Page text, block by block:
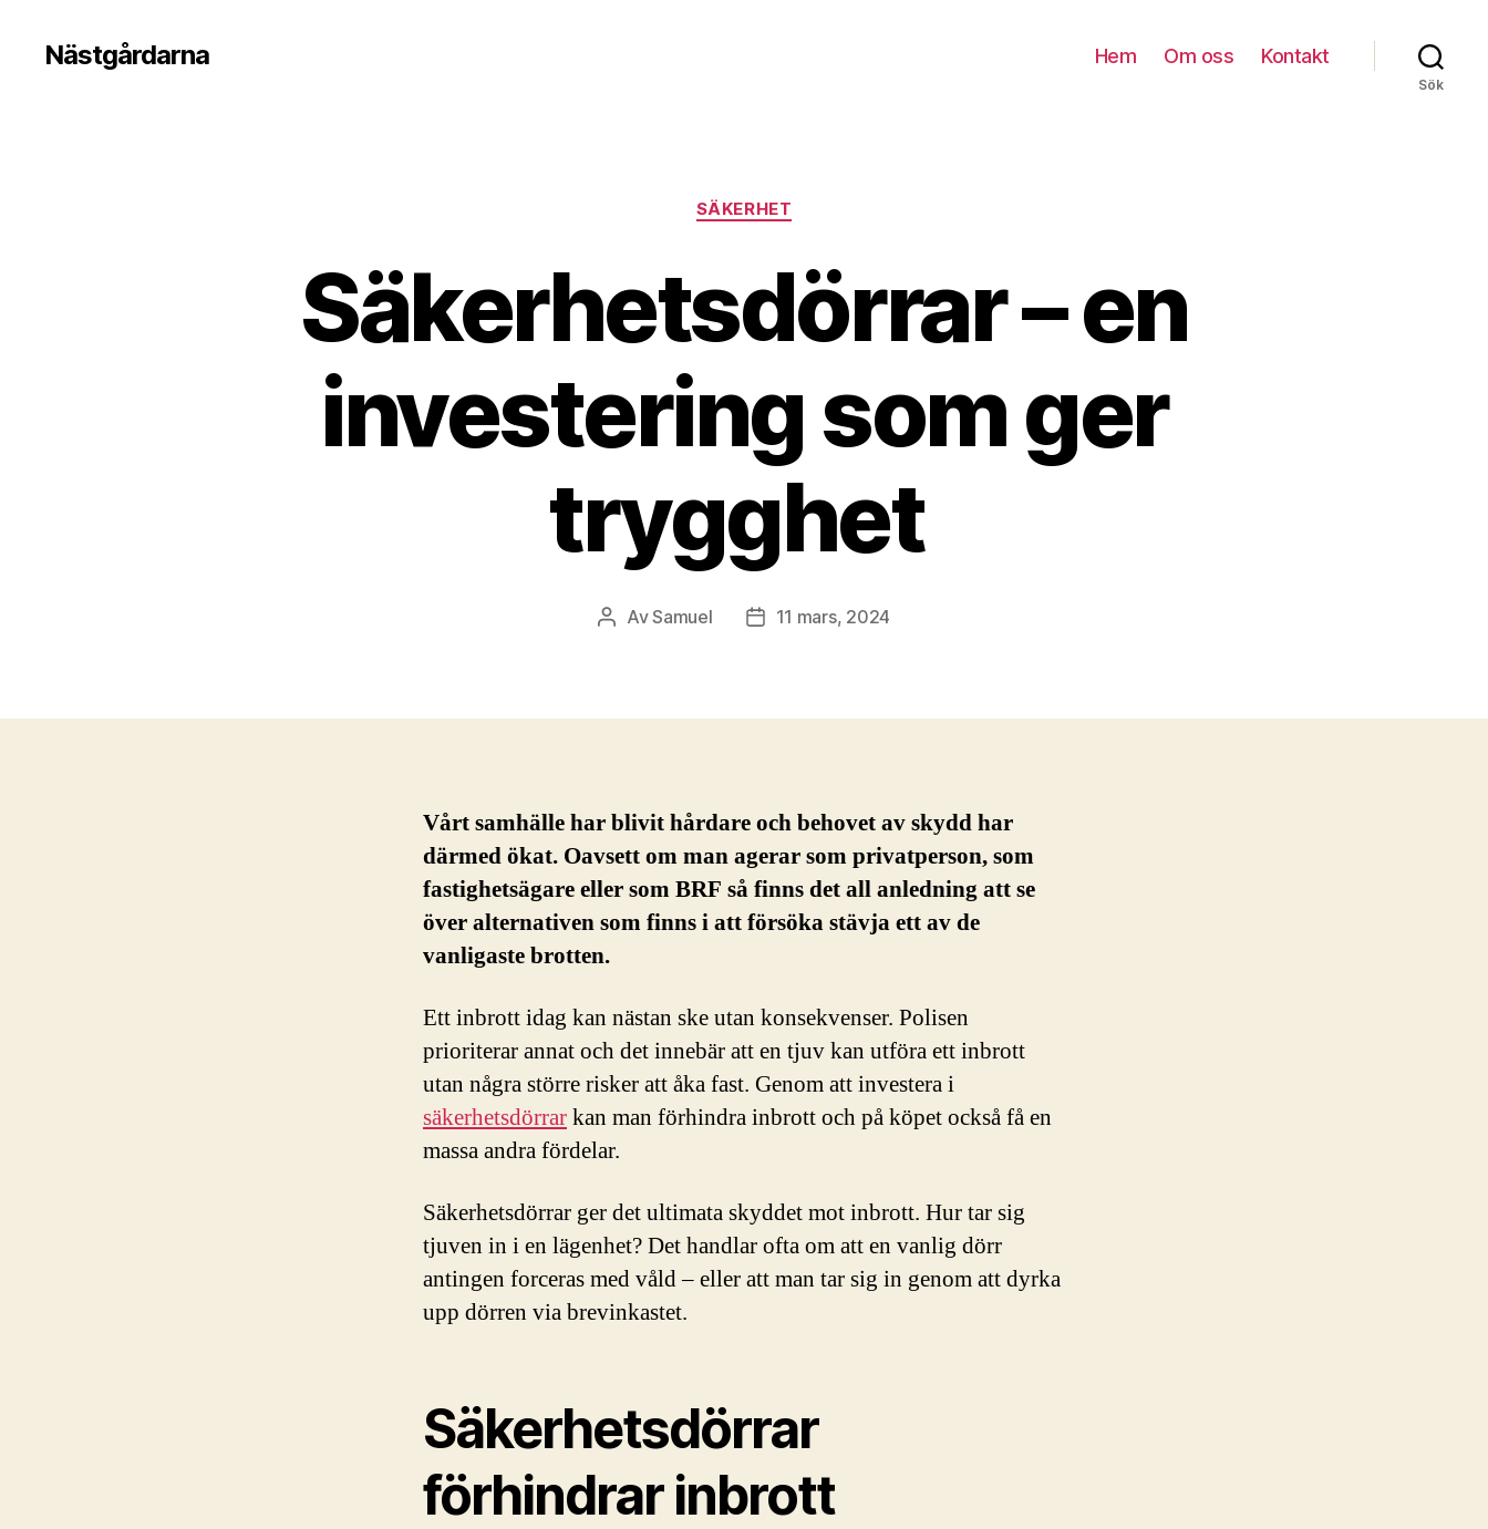
Nästgårdarna Hem Om oss Kontakt
Sök
Kategorier
SÄKERHET
Säkerhetsdörrar – en
investering som ger
trygghet
Inläggsförfattare
AvSamuel Inläggsdatum
11 mars, 2024
Vårt samhälle har blivit hårdare och behovet av skydd har
därmed ökat. Oavsett om man agerar som privatperson, som
fastighetsägare eller som BRF så finns det all anledning att se
över alternativen som finns i att försöka stävja ett av de
vanligaste brotten.
Ett inbrott idag kan nästan ske utan konsekvenser. Polisen
prioriterar annat och det innebär att en tjuv kan utföra ett inbrott
utan några större risker att åka fast. Genom att investera i
säkerhetsdörrarkan man förhindra inbrott och på köpet också få en
massa andra fördelar.
Säkerhetsdörrar ger det ultimata skyddet mot inbrott. Hur tar sig
tjuven in i en lägenhet? Det handlar ofta om att en vanlig dörr
antingen forceras med våld – eller att man tar sig in genom att dyrka
upp dörren via brevinkastet.
Säkerhetsdörrar
förhindrar inbrott